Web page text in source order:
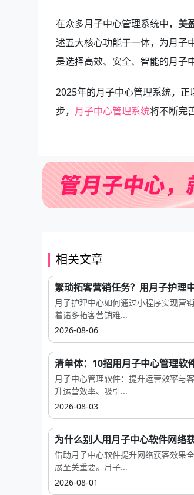
在众多月子中心管理系统中， 美
述五大核心功能于一体，为月子
是选择高效、安全、智能的月子
2025年的月子中心管理系统，
步， 月子中心管理系统将不断完
相关文章
繁琐拓客营销任务？用月子护理
月子护理中心如何通过小程序实现营
着诸多拓客营销难...
2026-08-06
清单体：10招用月子中心管理软
月子中心管理软件：提升运营效率与
升运营效率、吸引...
2026-08-03
为什么别人用月子中心软件网络
借助月子中心软件提升网络获客效果
展至关重要。月子...
2026-08-01